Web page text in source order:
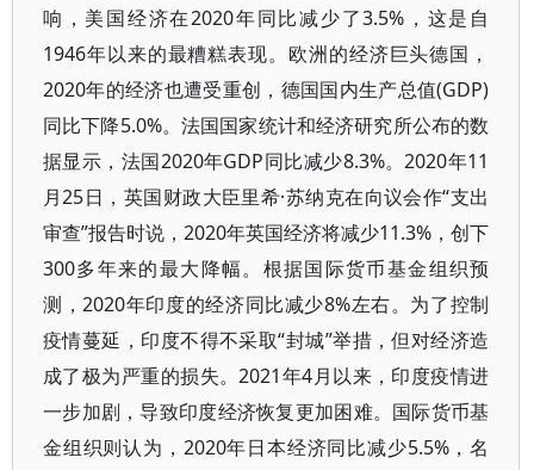
响，美国经济在2020年同比减少了3.5%，这是自
1946年以来的最糟糕表现。欧洲的经济巨头德国，
2020年的经济也遭受重创，德国国内生产总值(GDP)
同比下降5.0%。法国国家统计和经济研究所公布的数
据显示，法国2020年GDP同比减少8.3%。2020年11
月25日，英国财政大臣里希·苏纳克在向议会作“支出
审查”报告时说，2020年英国经济将减少11.3%，创下
300多年来的最大降幅。根据国际货币基金组织预
测，2020年印度的经济同比减少8%左右。为了控制
疫情蔓延，印度不得不采取“封城”举措，但对经济造
成了极为严重的损失。2021年4月以来，印度疫情进
一步加剧，导致印度经济恢复更加困难。国际货币基
金组织则认为，2020年日本经济同比减少5.5%，名